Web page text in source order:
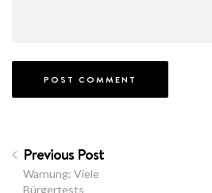
Previous Post
Warnung: Viele
Bürgertests